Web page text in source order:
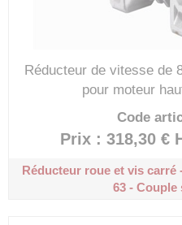
Réducteur de vitesse de
pour moteur
Code
Prix : 318,30 €
Réducteur roue et vis carré
63 - Couple